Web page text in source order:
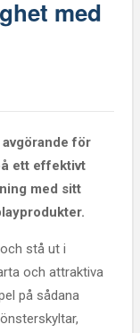
med
för
ett effektivt
med sitt
stå ut i
och attraktiva
på sådana